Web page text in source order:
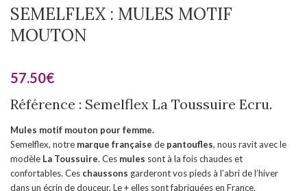
SEMELFLEX : MULES MOTIF
MOUTON
57.50€
Référence : Semelflex La Toussuire Ecru.
Mules motif mouton pour femme.
Semelflex, notre marque française de pantoufles, nous ravit avec le
modèle La Toussuire. Ces mules sont à la fois chaudes et
confortables. Ces chaussons garderont vos pieds à l’abri de l’hiver
dans un écrin de douceur. Le + elles sont fabriquées en France.